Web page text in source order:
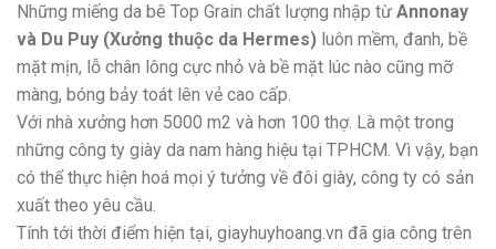
Những miếng da bê Top Grain chất lượng nhập từ Annonay
và Du Puy (Xưởng thuộc da Hermes) luôn mềm, đanh, bề
mặt mịn, lỗ chân lông cực nhỏ và bề mặt lúc nào cũng mỡ
màng, bóng bảy toát lên vẻ cao cấp.
Với nhà xưởng hơn 5000 m2 và hơn 100 thợ. Là một trong
những công ty giày da nam hàng hiệu tại TPHCM. Vì vậy, bạn
có thể thực hiện hoá mọi ý tưởng về đôi giày, công ty có sản
xuất theo yêu cầu.
Tính tới thời điểm hiện tại, giayhuyhoang.vn đã gia công trên